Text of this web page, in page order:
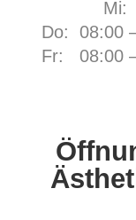
Mi:
Do: 08:00
Fr: 08:00